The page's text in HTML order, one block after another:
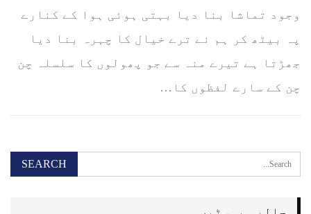
وجود تماشا بنا دیا بہتی ہوئی ہوا کے کنارے
پہ بیٹھ کر ہم نے ترے خیال کا چہرہ بنا دیا
جھڑتا ہے تیرے منہ سے جو پھولوں کا سلسلہ چن
چن کے سارے لفظوں کا…